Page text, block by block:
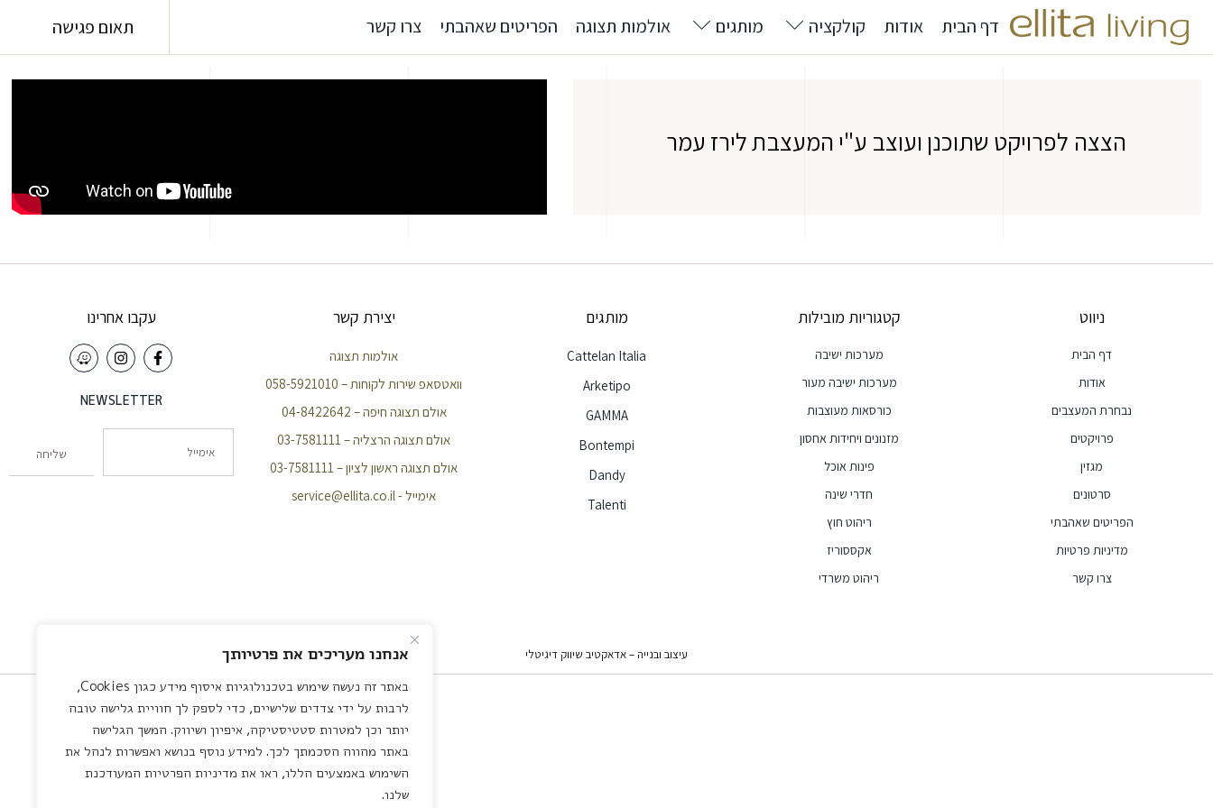
אנחנו מעריכים את פרטיותך
באתר זה נעשה שימוש בטכנולוגיות איסוף מידע כגון Cookies,
לרבות על ידי צדדים שלישיים, כדי לספק לך חוויית גלישה טובה
יותר וכן למטרות סטטיסטיקה, איפיון ושיווק. המשך הגלישה
באתר מהווה הסכמתך לכך. למידע נוסף בנושא ואפשרות לנהל את
השימוש באמצעים הללו, ראו את מדיניות הפרטיות המעודכנת
שלנו.
דף הבית אודות קולקציה מותגים אולמות תצוגה הפריטים שאהבתי צרו קשר תאום פגישה
הצצה לפרויקט שתוכנן ועוצב ע"י המעצבת לירז עמר
ניווט
דף הבית
אודות
נבחרת המעצבים
פרויקטים
מגזין
סרטונים
הפריטים שאהבתי
מדיניות פרטיות
צרו קשר
קטגוריות מובילות
מערכות ישיבה
מערכות ישיבה מעור
כורסאות מעוצבות
מזנונים ויחידות אחסון
פינות אוכל
חדרי שינה
ריהוט חוץ
אקססוריז
ריהוט משרדי
מותגים
Cattelan Italia
Arketipo
GAMMA
Bontempi
Dandy
Talenti
יצירת קשר
אולמות תצוגה
וואטסאפ שירות לקוחות – 058-5921010
אולם תצוגה חיפה – 04-8422642
אולם תצוגה הרצליה – 03-7581111
אולם תצוגה ראשון לציון – 03-7581111
אימייל - service@ellita.co.il
עקבו אחרינו
NEWSLETTER
שליחה
עיצוב ובנייה – אדאקטיב שיווק דיגיטלי